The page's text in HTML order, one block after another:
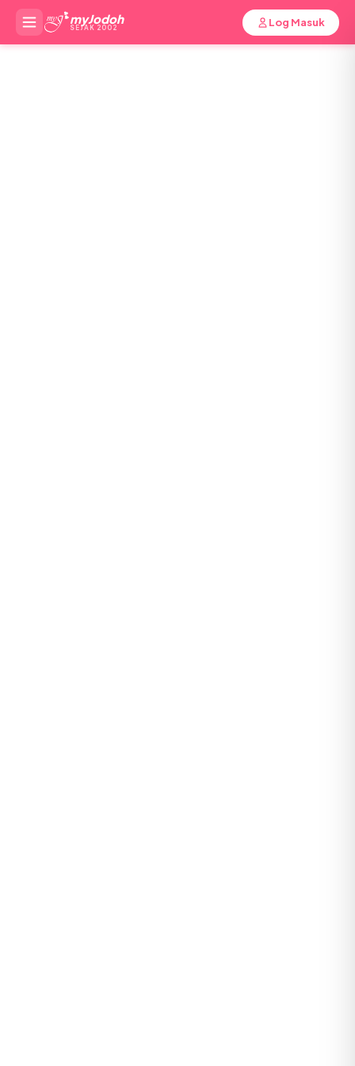
myJodoh
SEJAK 2002 Log Masuk